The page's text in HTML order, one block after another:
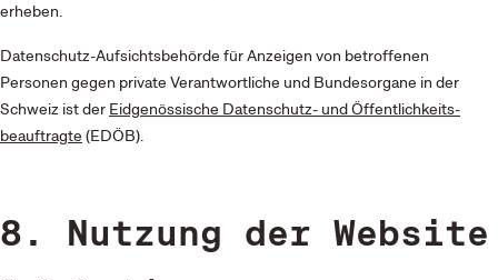
erheben.
Datenschutz-Aufsichtsbehörde für Anzeigen von betroffenen
Personen gegen private Verantwortliche und Bundesorgane in der
Schweiz ist der Eidgenössische Datenschutz- und Öffentlichkeits­
beauftragte (EDÖB).
8. Nutzung der Website